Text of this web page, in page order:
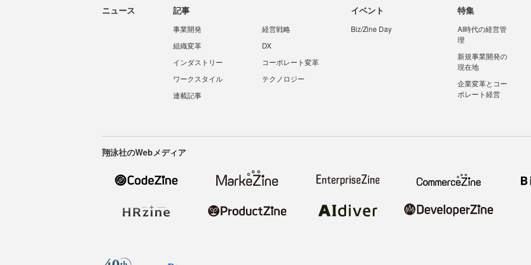
ニュース 記事
事業開発
経営戦略
組織変革
DX
インダストリー
コーポレート変革
ワークスタイル
テクノロジー
連載記事
イベント
Biz/Zine Day
特集
AI時代の経営管
理
新規事業開発の
現在地
企業変革とコー
ポレート経営
翔泳社のWebメディア